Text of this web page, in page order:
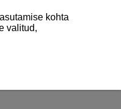
kohta
valitud,